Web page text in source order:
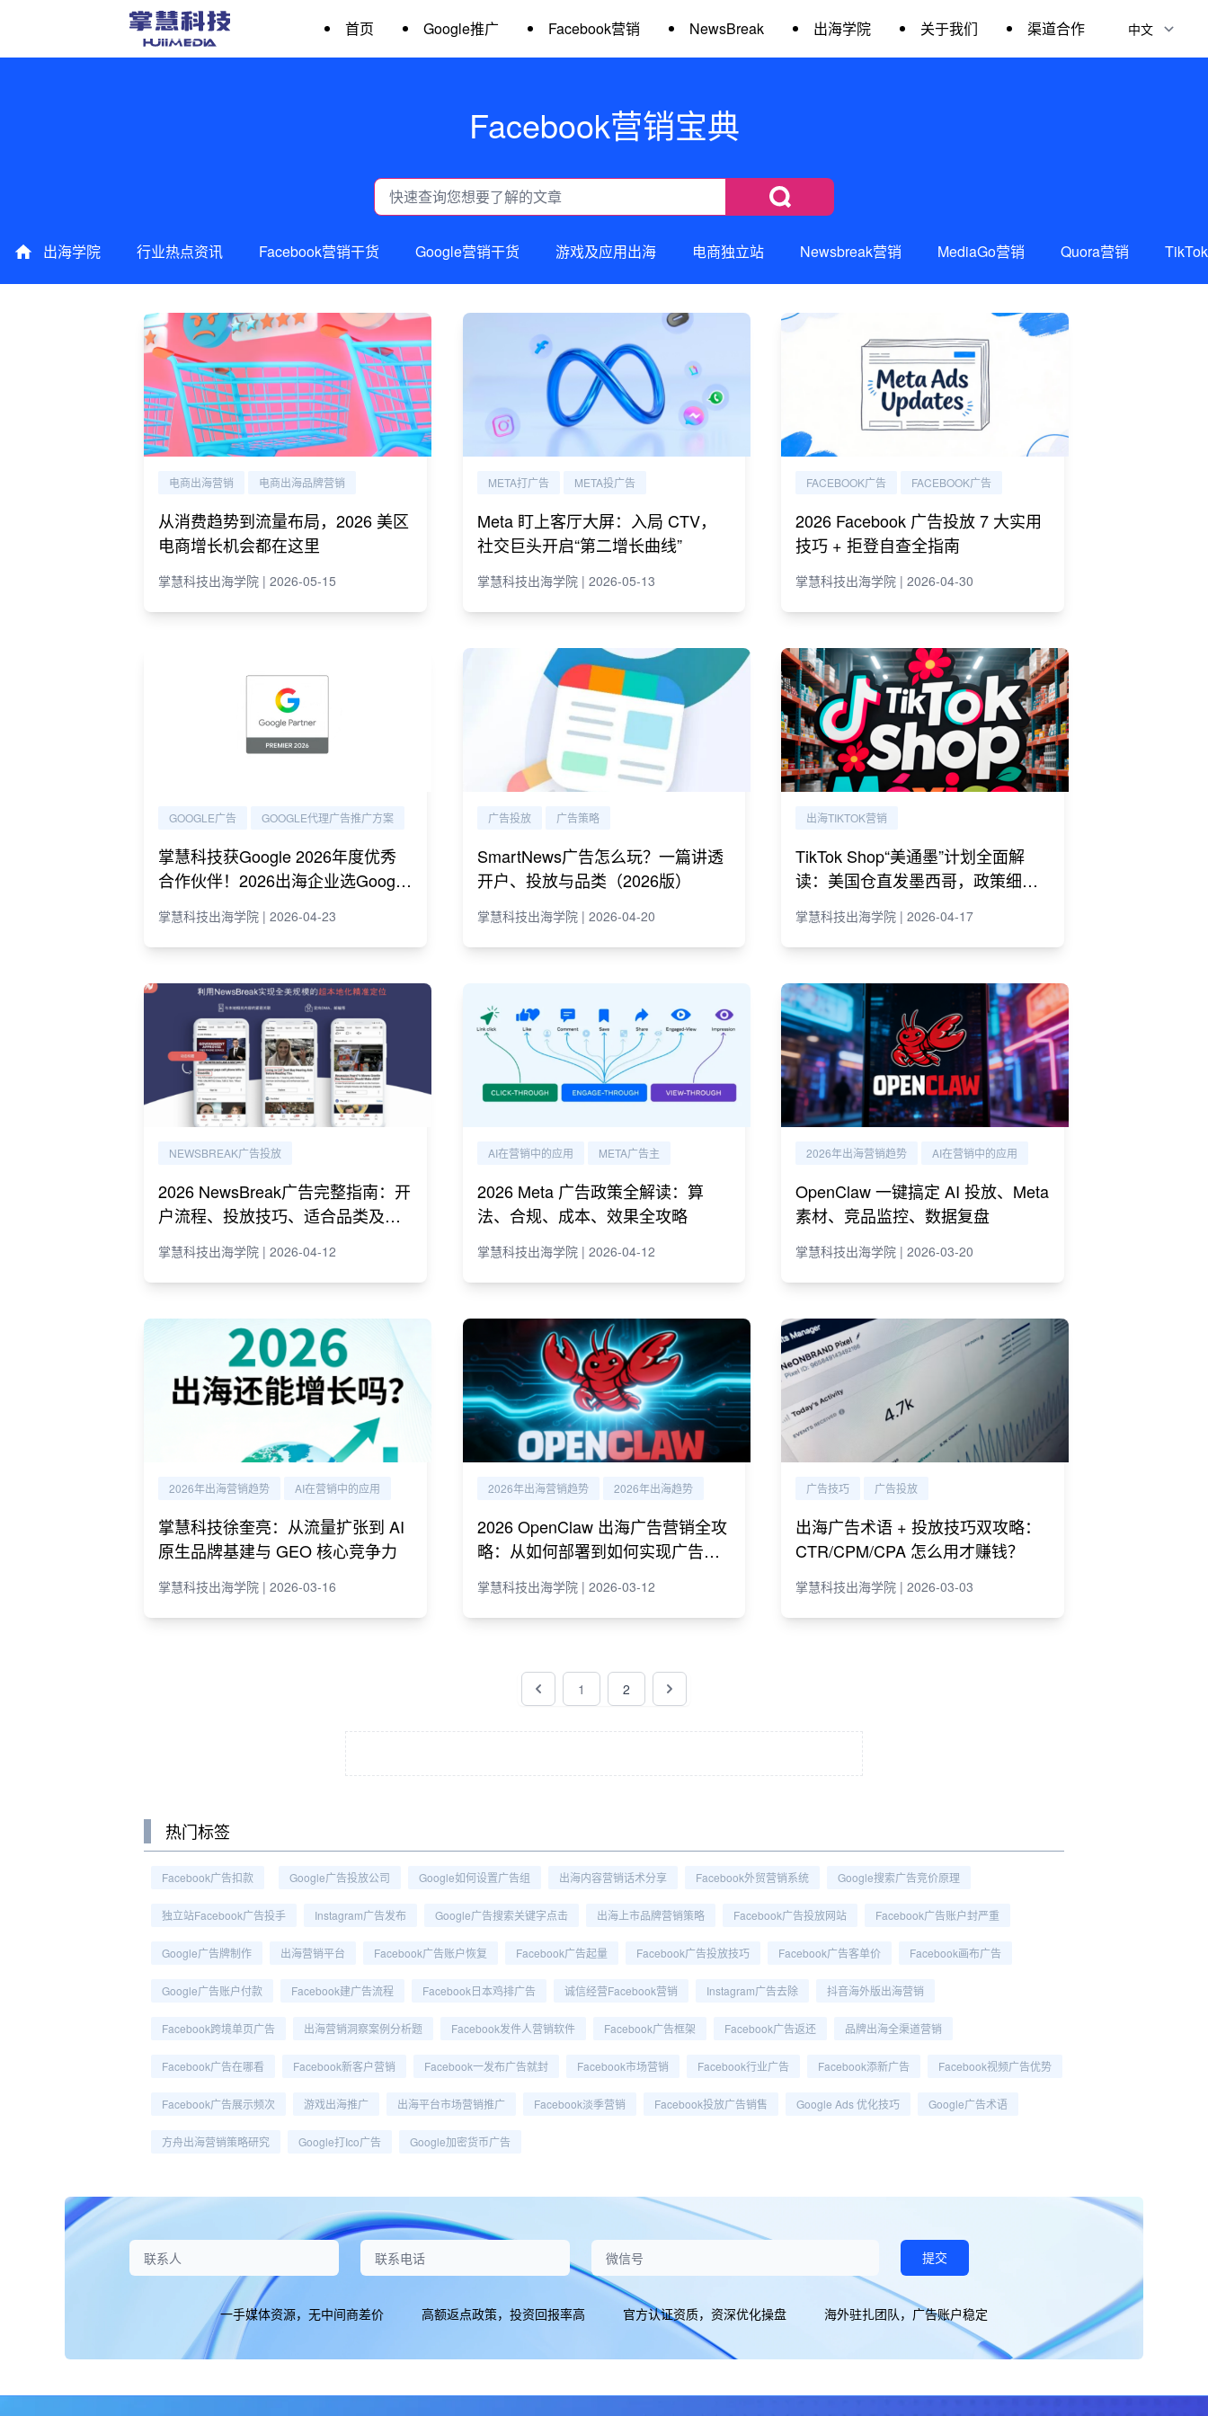
首页 Google推广 Facebook营销 NewsBreak 出海学院 关于我们 渠道合作
Facebook营销宝典
出海学院 行业热点资讯 Facebook营销干货 Google营销干货 游戏及应用出海 电商独立站 Newsbreak营销 MediaGo营销 Quora营销
电商出海营销 电商出海品牌营销
从消费趋势到流量布局，2026 美区
电商增长机会都在这里
掌慧科技出海学院 | 2026-05-15
META打广告 META投广告
Meta 盯上客厅大屏：入局 CTV，
社交巨头开启“第二增长曲线”
掌慧科技出海学院 | 2026-05-13
FACEBOOK广告 FACEBOOK广告
2026 Facebook 广告投放 7 大实用
技巧 + 拒登自查全指南
掌慧科技出海学院 | 2026-04-30
GOOGLE广告 GOOGLE代理广告推广方案
掌慧科技获Google 2026年度优秀
合作伙伴！2026出海企业选Google
掌慧科技出海学院 | 2026-04-23
广告投放 广告策略
SmartNews广告怎么玩？一篇讲透
开户、投放与品类（2026版）
掌慧科技出海学院 | 2026-04-20
出海TIKTOK营销
TikTok Shop“美通墨”计划全面解
读：美国仓直发墨西哥，政策细则
掌慧科技出海学院 | 2026-04-17
NEWSBREAK广告投放
2026 NewsBreak广告完整指南：开
户流程、投放技巧、适合品类及代
掌慧科技出海学院 | 2026-04-12
AI在营销中的应用 META广告主
2026 Meta 广告政策全解读：算
法、合规、成本、效果全攻略
掌慧科技出海学院 | 2026-04-12
2026年出海营销趋势 AI在营销中的应用
OpenClaw 一键搞定 AI 投放、Meta
素材、竞品监控、数据复盘
掌慧科技出海学院 | 2026-03-20
2026年出海营销趋势 AI在营销中的应用
掌慧科技徐奎亮：从流量扩张到 AI
原生品牌基建与 GEO 核心竞争力
掌慧科技出海学院 | 2026-03-16
2026年出海营销趋势 2026年出海趋势
2026 OpenClaw 出海广告营销全攻
略：从如何部署到如何实现广告营
掌慧科技出海学院 | 2026-03-12
广告技巧 广告投放
出海广告术语 + 投放技巧双攻略：
CTR/CPM/CPA 怎么用才赚钱？
掌慧科技出海学院 | 2026-03-03
1 2
热门标签
Facebook广告扣款 Google广告投放公司 Google如何设置广告组 出海内容营销话术分享 Facebook外贸营销系统 Google搜索广告竞价原理
独立站Facebook广告投手 Instagram广告发布 Google广告搜索关键字点击 出海上市品牌营销策略 Facebook广告投放网站 Facebook广告账户封严重
Google广告牌制作 出海营销平台 Facebook广告账户恢复 Facebook广告起量 Facebook广告投放技巧 Facebook广告客单价 Facebook画布广告
Google广告账户付款 Facebook建广告流程 Facebook日本鸡排广告 诚信经营Facebook营销 Instagram广告去除 抖音海外版出海营销
Facebook跨境单页广告 出海营销洞察案例分析题 Facebook发件人营销软件 Facebook广告框架 Facebook广告返还 品牌出海全渠道营销
Facebook广告在哪看 Facebook新客户营销 Facebook一发布广告就封 Facebook市场营销 Facebook行业广告 Facebook添新广告 Facebook视频广告优势
Facebook广告展示频次 游戏出海推广 出海平台市场营销推广 Facebook淡季营销 Facebook投放广告销售 Google Ads 优化技巧 Google广告术语
方舟出海营销策略研究 Google打ico广告 Google加密货币广告
提交
一手媒体资源，无中间商差价 高额返点政策，投资回报率高 官方认证资质，资深优化操盘 海外驻扎团队，广告账户稳定